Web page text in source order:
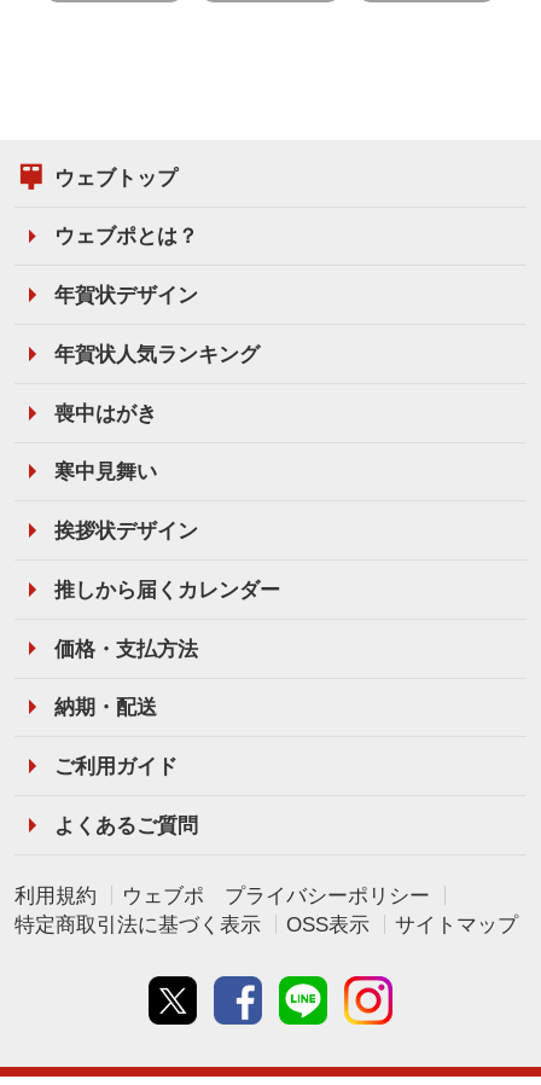
ウェブトップ
ウェブポとは？
年賀状デザイン
年賀状人気ランキング
喪中はがき
寒中見舞い
挨拶状デザイン
推しから届くカレンダー
価格・支払方法
納期・配送
ご利用ガイド
よくあるご質問
利用規約
ウェブポ プライバシーポリシー
特定商取引法に基づく表示
OSS表示 サイトマップ
Twitter Facebookline